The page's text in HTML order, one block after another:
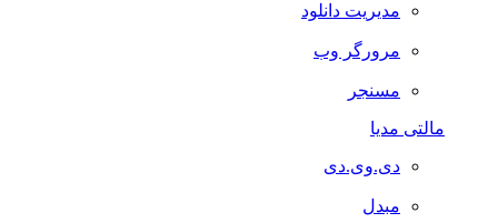
مدیریت دانلود
مرورگر وب
مسنجر
مالتی مدیا
دی.وی.دی
مبدل